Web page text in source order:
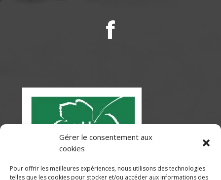
Gérer le consentement aux
cookies
Pour offrir les meilleures expériences, nous utilisons des technologies
telles que les cookies pour stocker et/ou accéder aux informations des